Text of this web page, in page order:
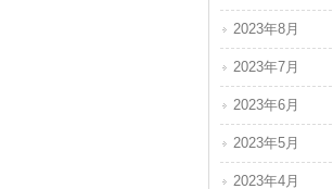
2023年8月
2023年7月
2023年6月
2023年5月
2023年4月